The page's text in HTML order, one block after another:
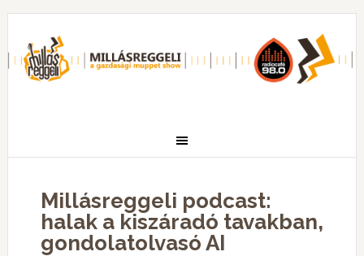
Millásreggeli podcast:
halak a kiszáradó tavakban,
gondolatolvasó AI